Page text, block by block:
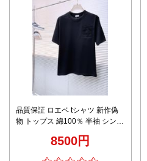
品質保証 ロエベ tシャツ 新作偽
物 トップス 綿100％ 半袖 シンプ
8500円